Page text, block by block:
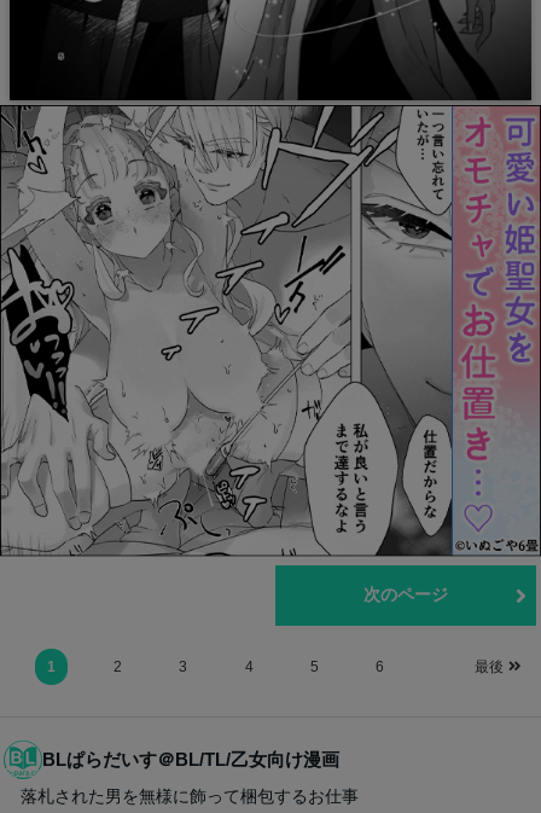
次のページ
1 2 3 4 5 6 最後
BLぱらだいす＠BL/TL/乙女向け漫画
落札された男を無様に飾って梱包するお仕事